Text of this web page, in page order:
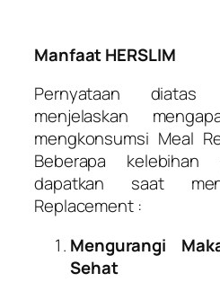
Manfaat HERSLIM
Pernyataan diatas
menjelaskan
mengkonsumsi Meal
Beberapa
dapatkan saat
Replacement :
Mengurangi
Sehat